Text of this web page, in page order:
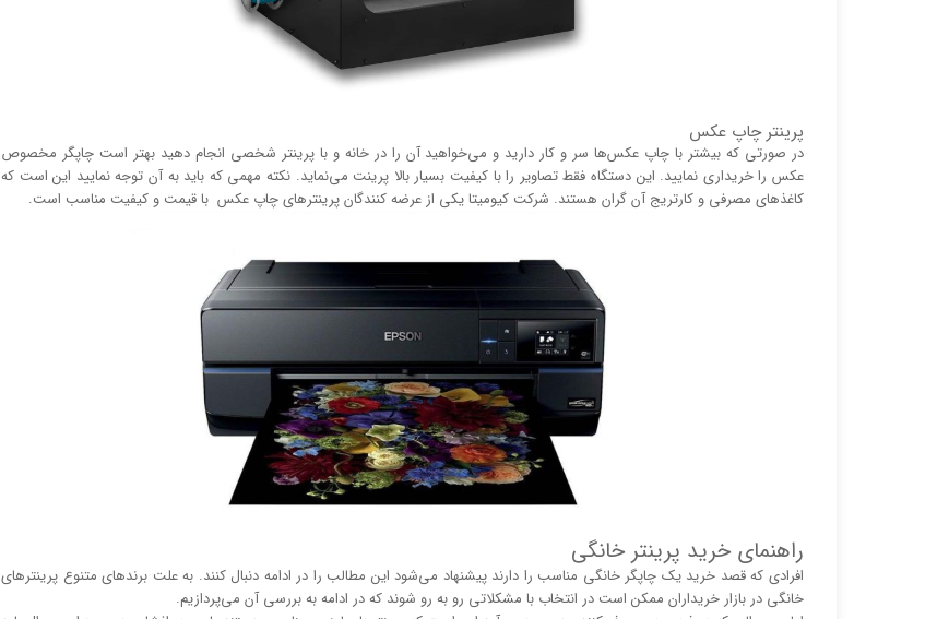
پرینتر چاپ عکس
در صورتی که بیشتر با چاپ عکس‌ها سر و کار دارید و می‌خواهید آن را در خانه و با پرینتر شخصی انجام دهید بهتر است چاپگر مخصوص
عکس را خریداری نمایید. این دستگاه فقط تصاویر را با کیفیت بسیار بالا پرینت می‌نماید. نکته مهمی که باید به آن توجه نمایید این است که
کاغذ‌های مصرفی و کارتریج آن گران هستند. شرکت کیومیتا یکی از عرضه کنندگان پرینتر‌های چاپ عکس با قیمت و کیفیت مناسب است.
راهنمای خرید پرینتر خانگی
افرادی که قصد خرید یک چاپگر خانگی مناسب را دارند پیشنهاد می‌شود این مطالب را در ادامه دنبال کنند. به علت برند‌های متنوع پرینتر‌های
خانگی در بازار خریداران ممکن است در انتخاب با مشکلاتی رو به رو شوند که در ادامه به بررسی آن می‌پردازیم.